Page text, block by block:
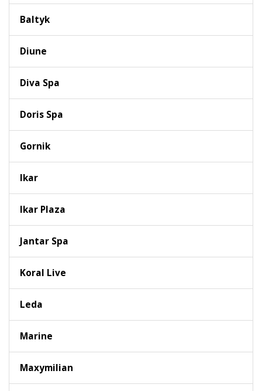
Baltyk
Diune
Diva Spa
Doris Spa
Gornik
Ikar
Ikar Plaza
Jantar Spa
Koral Live
Leda
Marine
Maxymilian